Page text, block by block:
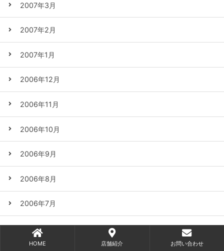
2007年3月
2007年2月
2007年1月
2006年12月
2006年11月
2006年10月
2006年9月
2006年8月
2006年7月
2006年6月
HOME 店舗紹介 お問い合わせ